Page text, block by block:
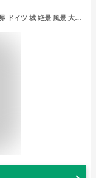
ノイシュバンシュタイン城 タペストリー 世界 ドイツ 城 絶景 風景 大判 大きい 部屋 飾り 飾り付け 窓 景色 インテリア おしゃれ ポスター テレワーク 背景布 ファブリックポスター インスタ映え グッズ 小物 デコレーション 壁 布 zoom 背景 映え